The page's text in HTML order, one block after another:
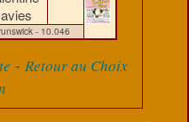
- 10.046
- Retour au Choix